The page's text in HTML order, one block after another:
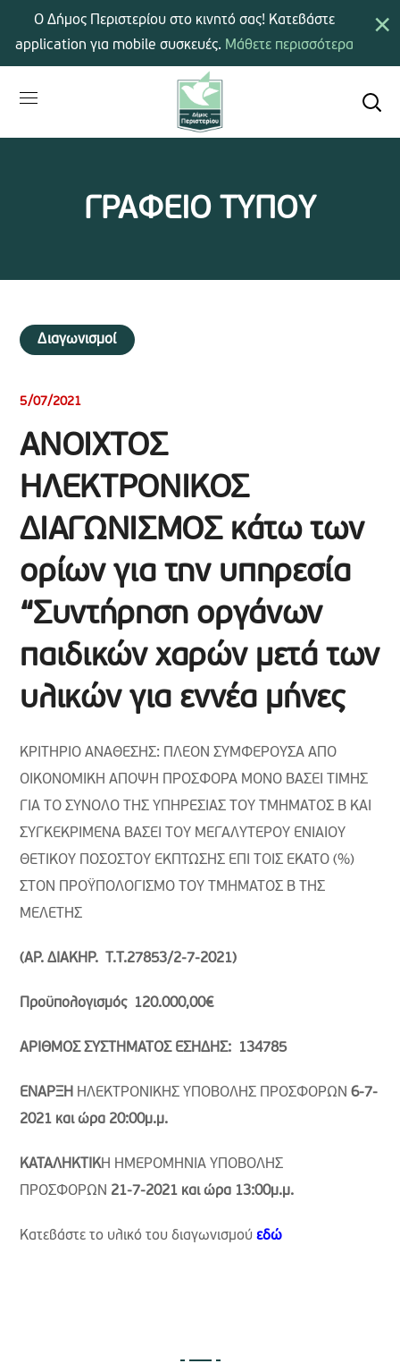
ΓΡΑΦΕΙΟ ΤΥΠΟΥ
Διαγωνισμοί
5/07/2021
ΑΝΟΙΧΤΟΣ
ΗΛΕΚΤΡΟΝΙΚΟΣ
ΔΙΑΓΩΝΙΣΜΟΣ κάτω των
ορίων για την υπηρεσία
“Συντήρηση οργάνων
παιδικών χαρών μετά των
υλικών για εννέα μήνες
ΚΡΙΤΗΡΙΟ ΑΝΑΘΕΣΗΣ: ΠΛΕΟΝ ΣΥΜΦΕΡΟΥΣΑ ΑΠΟ
ΟΙΚΟΝΟΜΙΚΗ ΑΠΟΨΗ ΠΡΟΣΦΟΡΑ ΜΟΝΟ ΒΑΣΕΙ ΤΙΜΗΣ
ΓΙΑ ΤΟ ΣΥΝΟΛΟ ΤΗΣ ΥΠΗΡΕΣΙΑΣ ΤΟΥ ΤΜΗΜΑΤΟΣ Β ΚΑΙ
ΣΥΓΚΕΚΡΙΜΕΝΑ ΒΑΣΕΙ ΤΟΥ ΜΕΓΑΛΥΤΕΡΟΥ ΕΝΙΑΙΟΥ
ΘΕΤΙΚΟΥ ΠΟΣΟΣΤΟΥ ΕΚΠΤΩΣΗΣ ΕΠΙ ΤΟΙΣ ΕΚΑΤΟ (%)
ΣΤΟΝ ΠΡΟΫΠΟΛΟΓΙΣΜΟ ΤΟΥ ΤΜΗΜΑΤΟΣ Β ΤΗΣ
ΜΕΛΕΤΗΣ
(ΑΡ. ΔΙΑΚΗΡ. Τ.Τ.27853/2-7-2021)
Προϋπολογισμός 120.000,00€
ΑΡΙΘΜΟΣ ΣΥΣΤΗΜΑΤΟΣ ΕΣΗΔΗΣ: 134785
ΕΝΑΡΞΗ ΗΛΕΚΤΡΟΝΙΚΗΣ ΥΠΟΒΟΛΗΣ ΠΡΟΣΦΟΡΩΝ6-7-
2021 και ώρα 20:00μ.μ.
ΚΑΤΑΛΗΚΤΙΚΗ ΗΜΕΡΟΜΗΝΙΑ ΥΠΟΒΟΛΗΣ
ΠΡΟΣΦΟΡΩΝ 21-7-2021 και ώρα 13:00μ.μ.
Κατεβάστε το υλικό του διαγωνισμούεδώ
×
Ο Δήμος Περιστερίου στο κινητό σας! Κατεβάστε
application για mobile συσκευές. Μάθετε περισσότερα